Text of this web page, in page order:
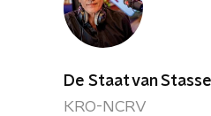
De Staat van Stasse
KRO-NCRV